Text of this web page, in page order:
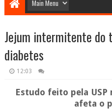
Jejum intermitente do
diabetes
12:03
Estudo feito pela
afeta o